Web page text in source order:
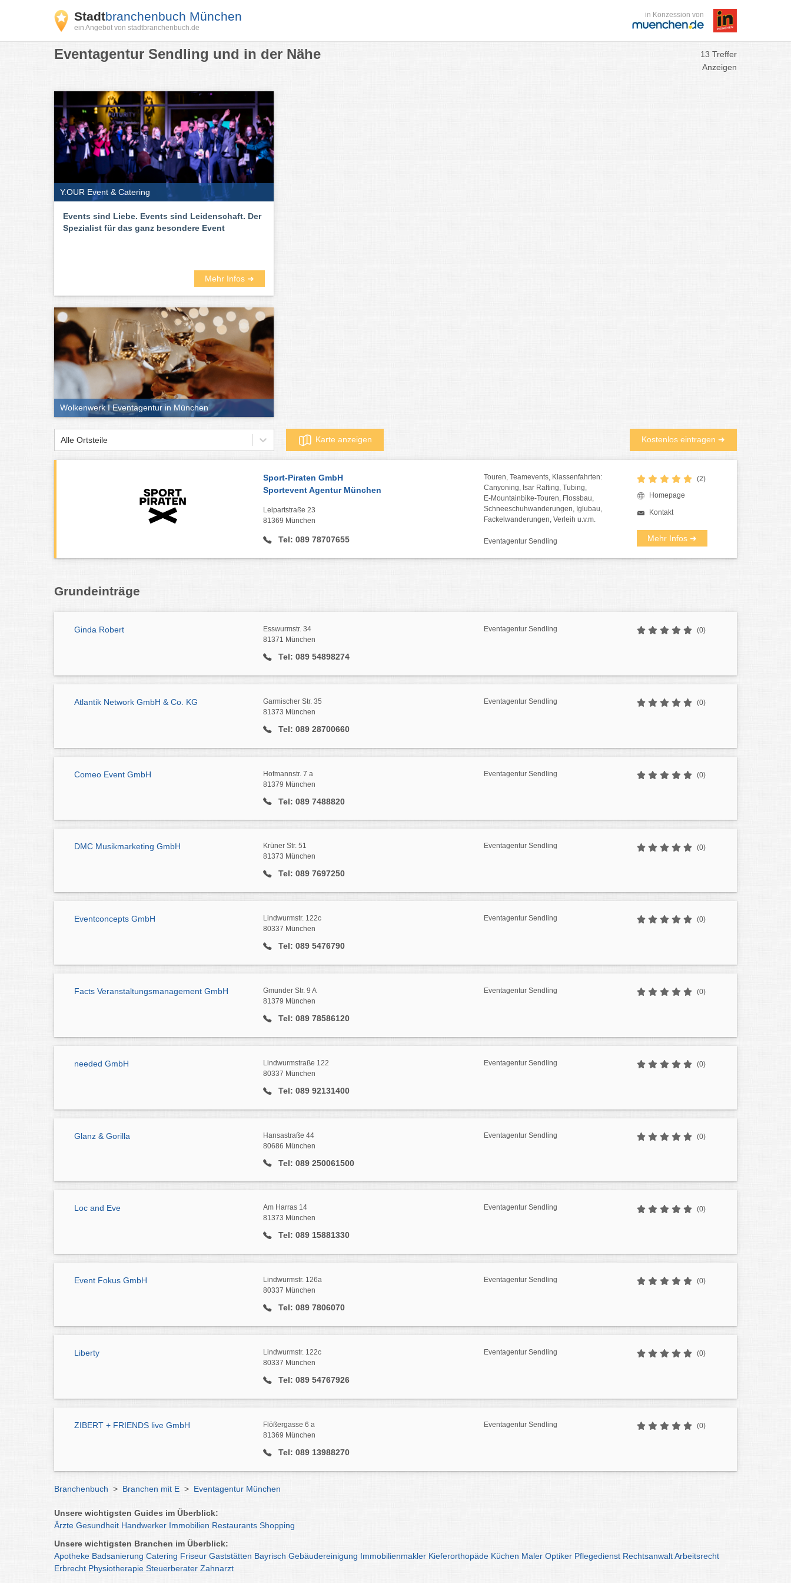
Stadtbranchenbuch München
ein Angebot von stadtbranchenbuch.de
in Konzession von
Eventagentur Sendling und in der Nähe
13 Treffer
Anzeigen
Y.OUR Event & Catering
Events sind Liebe. Events sind Leidenschaft. Der
Spezialist für das ganz besondere Event
Mehr Infos ➜
Wolkenwerk I Eventagentur in München
Alle Ortsteile Karte anzeigen Kostenlos eintragen ➜
Sport-Piraten GmbH
Sportevent Agentur München
Leipartstraße 23
81369 München
Tel: 089 78707655
Touren, Teamevents, Klassenfahrten:
Canyoning, Isar Rafting, Tubing,
E-Mountainbike-Touren, Flossbau,
Schneeschuhwanderungen, Iglubau,
Fackelwanderungen, Verleih u.v.m.
Eventagentur Sendling
(2)
Homepage
Kontakt
Mehr Infos ➜
Grundeinträge
Ginda Robert
Esswurmstr. 34
81371 München
Tel: 089 54898274
Eventagentur Sendling (0)
Atlantik Network GmbH & Co. KG
Garmischer Str. 35
81373 München
Tel: 089 28700660
Eventagentur Sendling (0)
Comeo Event GmbH
Hofmannstr. 7 a
81379 München
Tel: 089 7488820
Eventagentur Sendling (0)
DMC Musikmarketing GmbH
Krüner Str. 51
81373 München
Tel: 089 7697250
Eventagentur Sendling (0)
Eventconcepts GmbH
Lindwurmstr. 122c
80337 München
Tel: 089 5476790
Eventagentur Sendling (0)
Facts Veranstaltungsmanagement GmbH
Gmunder Str. 9 A
81379 München
Tel: 089 78586120
Eventagentur Sendling (0)
needed GmbH
Lindwurmstraße 122
80337 München
Tel: 089 92131400
Eventagentur Sendling (0)
Glanz & Gorilla
Hansastraße 44
80686 München
Tel: 089 250061500
Eventagentur Sendling (0)
Loc and Eve
Am Harras 14
81373 München
Tel: 089 15881330
Eventagentur Sendling (0)
Event Fokus GmbH
Lindwurmstr. 126a
80337 München
Tel: 089 7806070
Eventagentur Sendling (0)
Liberty
Lindwurmstr. 122c
80337 München
Tel: 089 54767926
Eventagentur Sendling (0)
ZIBERT + FRIENDS live GmbH
Flößergasse 6 a
81369 München
Tel: 089 13988270
Eventagentur Sendling (0)
Branchenbuch > Branchen mit E > Eventagentur München
Unsere wichtigsten Guides im Überblick:
Ärzte Gesundheit Handwerker Immobilien Restaurants Shopping
Unsere wichtigsten Branchen im Überblick:
Apotheke Badsanierung Catering Friseur Gaststätten Bayrisch Gebäudereinigung Immobilienmakler Kieferorthopäde Küchen Maler Optiker Pflegedienst RechtsanwaltArbeitsrecht
Erbrecht Physiotherapie Steuerberater Zahnarzt